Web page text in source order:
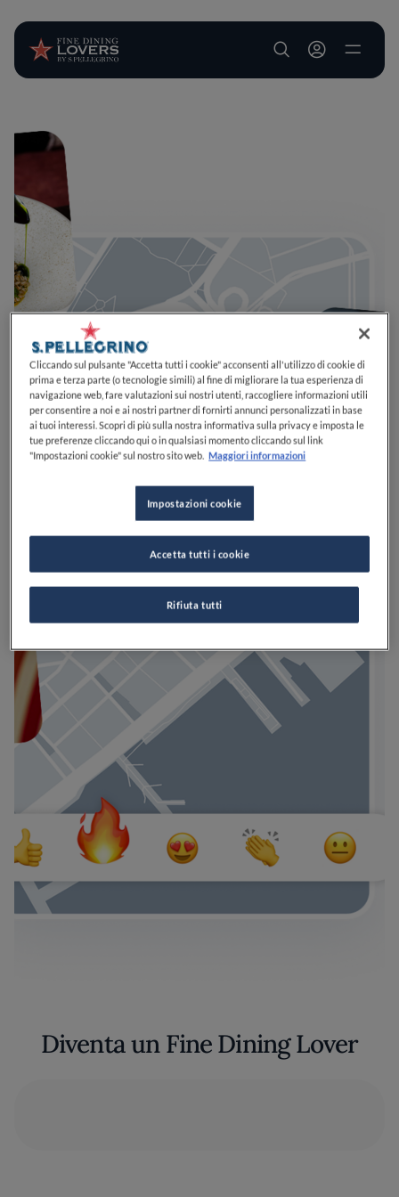
User account
Diventa un Fine Dining Lover
Cliccando sul pulsante "Accetta tutti i cookie" acconsenti all'utilizzo di cookie di
prima e terza parte (o tecnologie simili) al fine di migliorare la tua esperienza di
navigazione web, fare valutazioni sui nostri utenti, raccogliere informazioni utili
per consentire a noi e ai nostri partner di fornirti annunci personalizzati in base
ai tuoi interessi. Scopri di più sulla nostra informativa sulla privacy e imposta le
tue preferenze cliccando qui o in qualsiasi momento cliccando sul link
"Impostazioni cookie" sul nostro sito web. Maggiori informazioni
Impostazioni cookie
Rifiuta tutti
Accetta tutti i cookie